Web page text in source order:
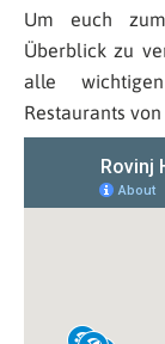
Um euch
Überblick zu
alle
Restaurants